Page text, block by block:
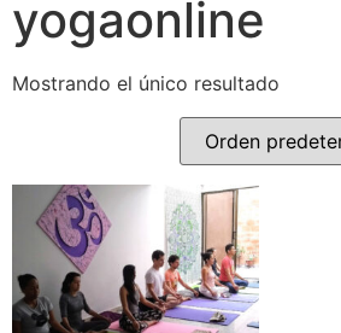
yogaonline
Mostrando el único resultado